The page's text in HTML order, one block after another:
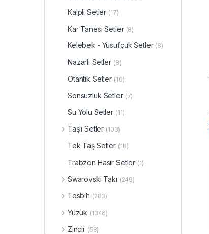
Kalpli Setler (17)
Kar Tanesi Setler (8)
Kelebek - Yusufçuk Setler (8)
Nazarlı Setler (8)
Otantik Setler (10)
Sonsuzluk Setler (7)
Su Yolu Setler (11)
Taşlı Setler (103)
Tek Taş Setler (18)
Trabzon Hasır Setler (1)
Swarovski Takı (249)
Tesbih (283)
Yüzük (1346)
Zincir (58)